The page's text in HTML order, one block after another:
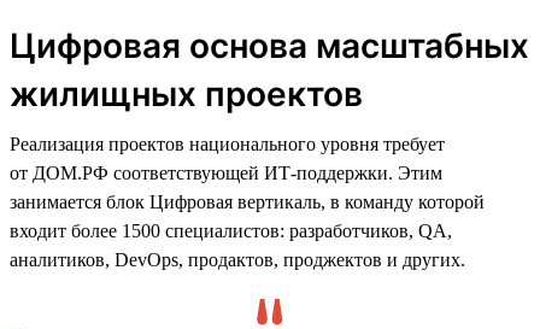
Цифровая основа масштабных
жилищных проектов
Реализация проектов национального уровня требует
от ДОМ.РФ соответствующей ИТ-поддержки. Этим
занимается блок Цифровая вертикаль, в команду которой
входит более 1500 специалистов: разработчиков, QA,
аналитиков, DevOps, продактов, проджектов и других.